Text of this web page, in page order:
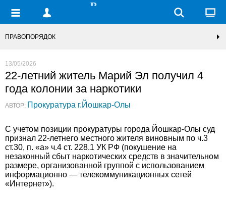
ПРАВОПОРЯДОК
13/05/2026
22-летний житель Марий Эл получил 4
года колонии за наркотики
АВТОР: Прокуратура г.Йошкар-Олы
С учетом позиции прокуратуры города Йошкар-Олы суд
признал 22-летнего местного жителя виновным по ч.3
ст.30, п. «а» ч.4 ст. 228.1 УК РФ (покушение на
незаконный сбыт наркотических средств в значительном
размере, организованной группой с использованием
информационно — телекоммуникационных сетей
«Интернет»).